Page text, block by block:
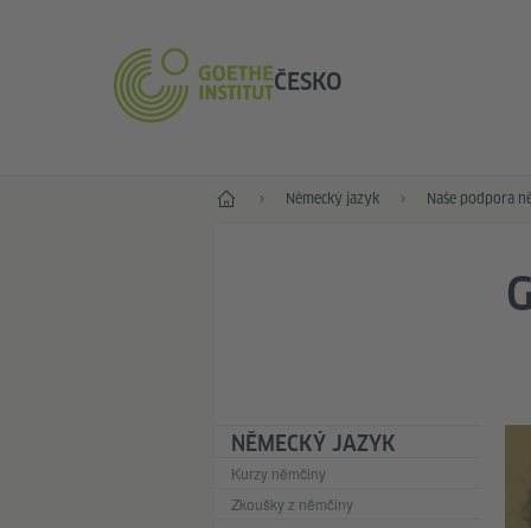
ČESKO
Hlavní stránkaNěmecký jazyk Naše podpora
NĚMECKÝ JAZYK
Kurzy němčiny
Zkoušky z němčiny